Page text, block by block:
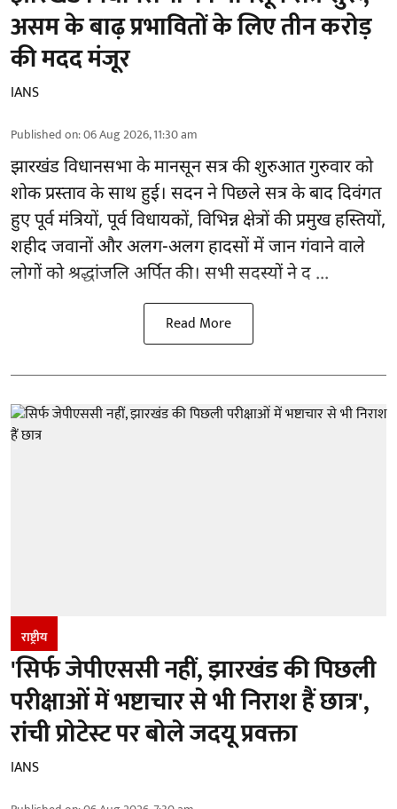
असम के बाढ़ प्रभावितों के लिए तीन करोड़
की मदद मंजूर
IANS
Published on:06 Aug 2026, 11:30 am
झारखंडविधानसभा के मानसून सत्र की शुरुआत गुरुवार को
शोक प्रस्ताव के साथ हुई। सदन ने पिछले सत्र के बाद दिवंगत
हुए पूर्व मंत्रियों, पूर्व विधायकों, विभिन्न क्षेत्रों की प्रमुख हस्तियों,
शहीद जवानों और अलग-अलग हादसों में जान गंवाने वाले
लोगों को श्रद्धांजलि अर्पित की। सभी सदस्यों ने द ...
Read More
राष्ट्रीय
'सिर्फ जेपीएससी नहीं, झारखंड की पिछली
परीक्षाओं में भष्टाचार से भी निराश हैं छात्र',
रांची प्रोटेस्ट पर बोले जदयू प्रवक्ता
IANS